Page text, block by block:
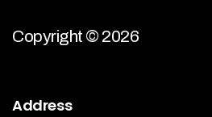
Copyright © 2026
Address